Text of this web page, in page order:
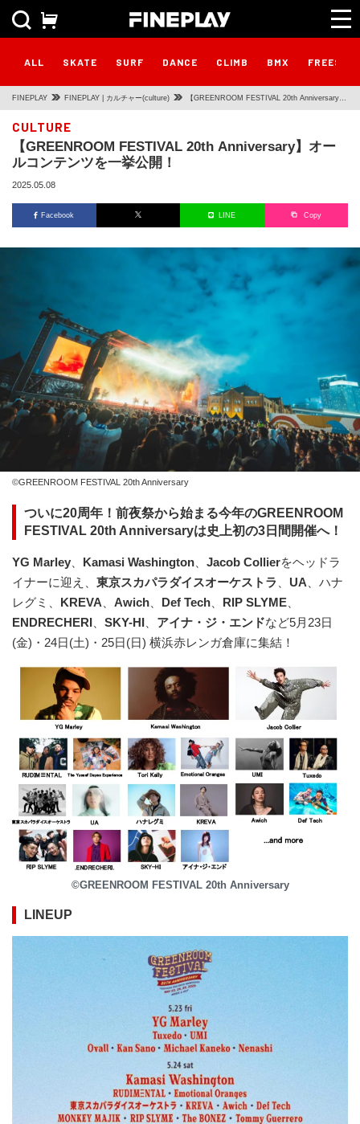
ALL SKATE SURF DANCE CLIMB BMX
FINEPLAY FINEPLAY | カルチャー(culture) 【GREENROOM FESTIVAL 20th Anniversary】
CULTURE
【GREENROOM FESTIVAL 20th Anniversary】オー
ルコンテンツを一挙公開！
2025.05.08
Facebook LINE Copy
©GREENROOM FESTIVAL 20th Anniversary
ついに20周年！前夜祭から始まる今年のGREENROOM
FESTIVAL 20th Anniversaryは史上初の3日間開催へ！
YG Marley Kamasi Washington Jacob Collierをヘッドラ
イナーに迎え、 東京スカパラダイスオーケストラ UA 、ハナ
レグミ、 KREVA Awich Def Tech RIP SLYME
ENDRECHERI
SKY-HI アイナ・ジ・エンドなど5月23日
(金)・24日(土)・25日(日) 横浜赤レンガ倉庫に集結！
©GREENROOM FESTIVAL 20th Anniversary
LINEUP